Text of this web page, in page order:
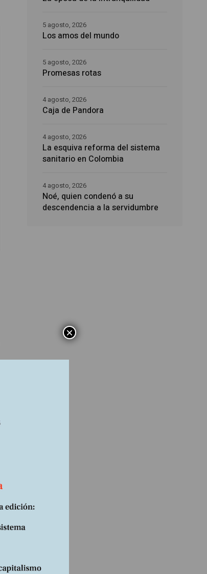
Los amos del mundo
5 agosto, 2026
Promesas rotas
5 agosto, 2026
Caja de Pandora
4 agosto, 2026
La esquiva reforma del sistema
sanitario en Colombia
4 agosto, 2026
Noé, quien condenó a su
descendencia a la servidumbre
4 agosto, 2026
×